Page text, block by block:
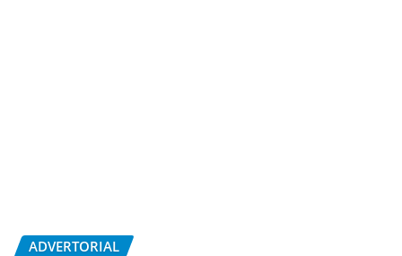
ADVERTORIAL